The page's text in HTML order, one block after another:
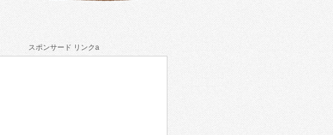
スポンサード リンクa